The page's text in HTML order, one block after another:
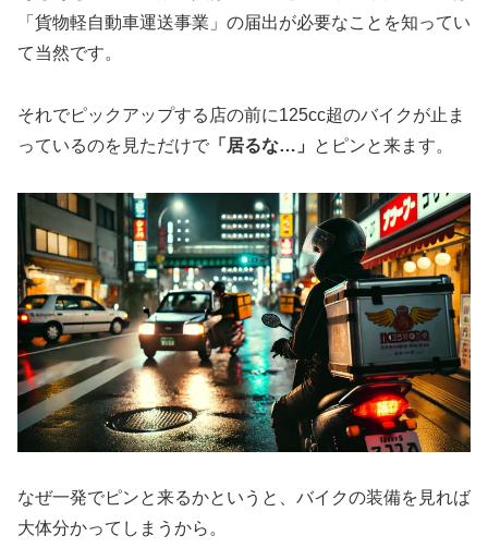
「貨物軽自動車運送事業」の届出が必要なことを知ってい
て当然です。
それでピックアップする店の前に125cc超のバイクが止ま
っているのを見ただけで 「居るな…」 とピンと来ます。
なぜ一発でピンと来るかというと、バイクの装備を見れば
大体分かってしまうから。